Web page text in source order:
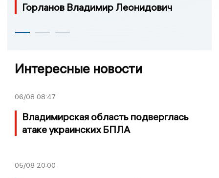
Горланов Владимир Леонидович
Интересные новости
06/08 08:47
Владимирская область подверглась
атаке украинских БПЛА
05/08 20:00